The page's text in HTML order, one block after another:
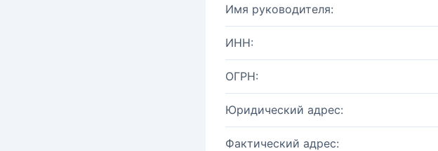
Имя руководителя:
ИНН:
ОГРН:
Юридический адрес:
Фактический адрес: